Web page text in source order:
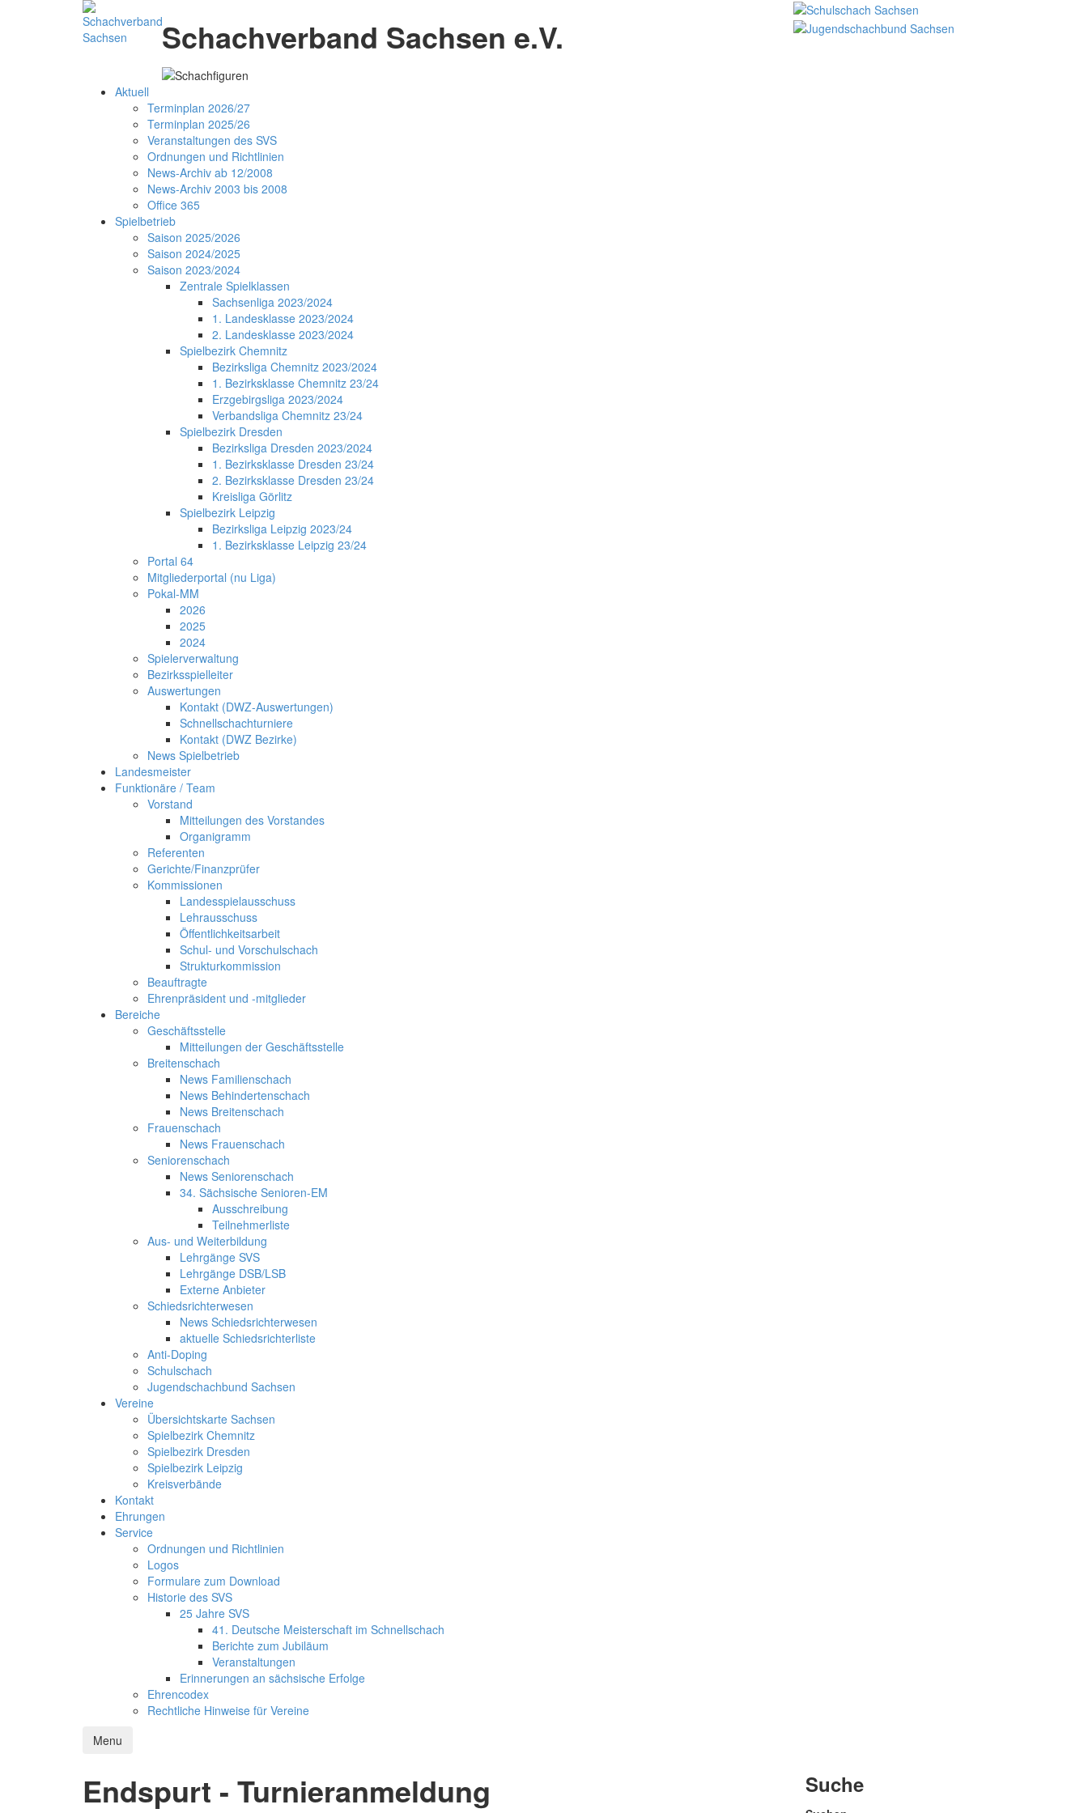
Schachverband Sachsen e.V.
Aktuell
Terminplan 2026/27
Terminplan 2025/26
Veranstaltungen des SVS
Ordnungen und Richtlinien
News-Archiv ab 12/2008
News-Archiv 2003 bis 2008
Office 365
Spielbetrieb
Saison 2025/2026
Saison 2024/2025
Saison 2023/2024
Zentrale Spielklassen
Sachsenliga 2023/2024
1. Landesklasse 2023/2024
2. Landesklasse 2023/2024
Spielbezirk Chemnitz
Bezirksliga Chemnitz 2023/2024
1. Bezirksklasse Chemnitz 23/24
Erzgebirgsliga 2023/2024
Verbandsliga Chemnitz 23/24
Spielbezirk Dresden
Bezirksliga Dresden 2023/2024
1. Bezirksklasse Dresden 23/24
2. Bezirksklasse Dresden 23/24
Kreisliga Görlitz
Spielbezirk Leipzig
Bezirksliga Leipzig 2023/24
1. Bezirksklasse Leipzig 23/24
Portal 64
Mitgliederportal (nu Liga)
Pokal-MM
2026
2025
2024
Spielerverwaltung
Bezirksspielleiter
Auswertungen
Kontakt (DWZ-Auswertungen)
Schnellschachturniere
Kontakt (DWZ Bezirke)
News Spielbetrieb
Landesmeister
Funktionäre / Team
Vorstand
Mitteilungen des Vorstandes
Organigramm
Referenten
Gerichte/Finanzprüfer
Kommissionen
Landesspielausschuss
Lehrausschuss
Öffentlichkeitsarbeit
Schul- und Vorschulschach
Strukturkommission
Beauftragte
Ehrenpräsident und -mitglieder
Bereiche
Geschäftsstelle
Mitteilungen der Geschäftsstelle
Breitenschach
News Familienschach
News Behindertenschach
News Breitenschach
Frauenschach
News Frauenschach
Seniorenschach
News Seniorenschach
34. Sächsische Senioren-EM
Ausschreibung
Teilnehmerliste
Aus- und Weiterbildung
Lehrgänge SVS
Lehrgänge DSB/LSB
Externe Anbieter
Schiedsrichterwesen
News Schiedsrichterwesen
aktuelle Schiedsrichterliste
Anti-Doping
Schulschach
Jugendschachbund Sachsen
Vereine
Übersichtskarte Sachsen
Spielbezirk Chemnitz
Spielbezirk Dresden
Spielbezirk Leipzig
Kreisverbände
Kontakt
Ehrungen
Service
Ordnungen und Richtlinien
Logos
Formulare zum Download
Historie des SVS
25 Jahre SVS
41. Deutsche Meisterschaft im Schnellschach
Berichte zum Jubiläum
Veranstaltungen
Erinnerungen an sächsische Erfolge
Ehrencodex
Rechtliche Hinweise für Vereine
Menu
Endspurt - Turnieranmeldung
Suche